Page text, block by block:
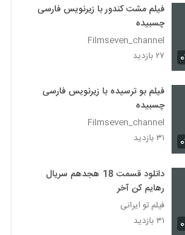
فیلم مشت کندور با زیرنویس فارسی
چسبیده
Filmseven_channel
۲۷ بازدید
فیلم بو ترسیده با زیرنویس فارسی
چسبیده
Filmseven_channel
۳۱ بازدید
دانلود قسمت 18 هجدهم سریال
رهایم کن آخر
فیلم تو ایرانی
۳۱ بازدید